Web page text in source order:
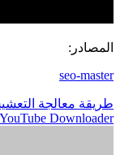
المصادر:
seo-master
تصفّح
المقالات
طريقة معالجة
Downloader